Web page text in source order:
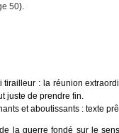
50).
tirailleur : la réunion
juste de prendre fin.
et aboutissants : texte
la guerre fondé sur le